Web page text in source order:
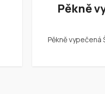
Pěkně
Pěkně vypečená